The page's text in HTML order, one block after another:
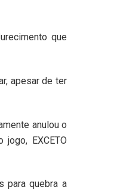
que
apesar de ter
anulou o
EXCETO
para quebra a